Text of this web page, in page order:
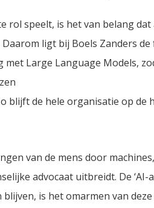
speelt, is het van belang
ligt bij Boels Zanders
Large Language Models,
blijft de hele organisatie op de
van de mens door
advocaat uitbreidt. De
is het omarmen van